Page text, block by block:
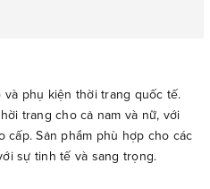
và phụ kiện thời trang quốc tế.
trang cho cả nam và nữ, với
cấp. Sản phẩm phù hợp cho các
sự tinh tế và sang trọng.